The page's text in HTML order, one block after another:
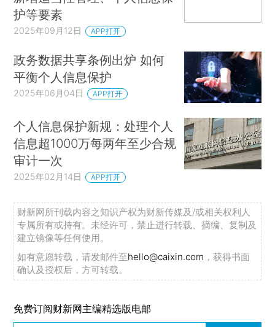
护等要素
2025年09月12日 APP打开
政务数据共享条例出炉 如何
平衡个人信息保护
2025年06月04日 APP打开
个人信息保护新规：处理个人
信息超1000万每两年至少合规
审计一次
2025年02月14日 APP打开
财新网所刊载内容之知识产权为财新传媒及/或相关权利人
专属所有或持有。未经许可，禁止进行转载、摘编、复制及
建立镜像等任何使用。
如有意愿转载，请发邮件至hello@caixin.com ，获得书面
确认及授权后，方可转载。
免费订阅财新网主编精选版电邮